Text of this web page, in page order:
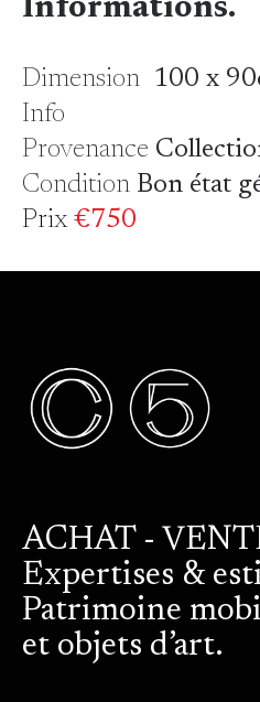
Informations.
Dimension100 x
Info
Provenance
Condition Bon état
Prix€750
ACHAT -
Expertises &
Patrimoine
et objets d’art.